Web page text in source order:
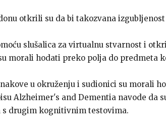
otkrili su da bi takozvana
slušalica za virtualnu stvarnost i
morali hodati preko polja do predmeta
u okruženju i sudionici su morali
Alzheimer's and Dementia navode da
drugim kognitivnim testovima.